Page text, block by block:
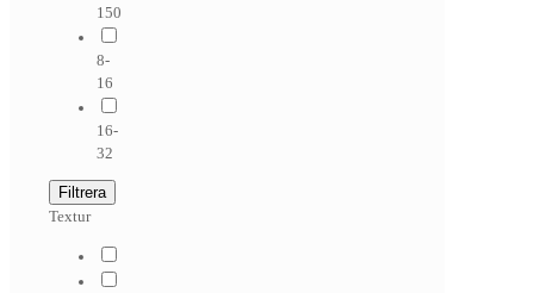
150
8-
16
16-
32
Filtrera
Textur